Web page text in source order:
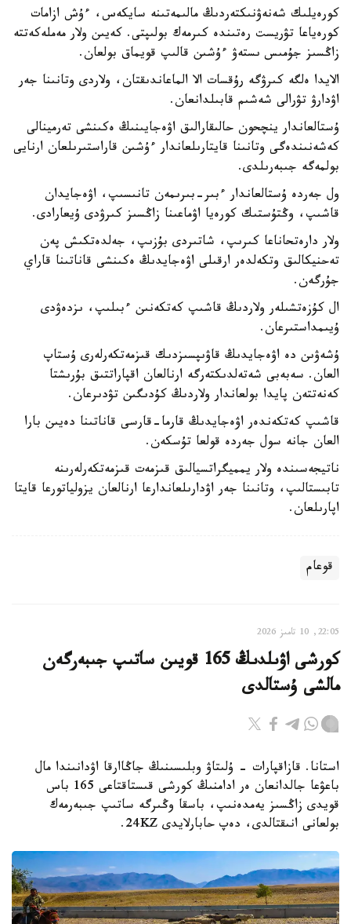
كورەيلىك شەنەۋنىكتەردىڭ مالىمەتىنە سايكەس، ءۇش ازامات
كورەياعا تۋريست رەتىندە كىرمەك بولىپتى. كەيىن ولار مەملەكەتتە
زاڭسىز جۇمىس ىستەۋ ءۇشىن قالىپ قويماق بولعان.
الايدا ەلگە كىرۋگە رۇقسات الا الماعاندىقتان، ولاردى وتانىنا جەر
اۋدارۋ تۋرالى شەشىم قابىلدانعان.
ۇستالعاندار ينچحون حالىقارالىق اۋەجايىنىڭ ەكىنشى تەرمينالى
كەشەنىندەگى وتانىنا قايتارىلعاندار ءۇشىن قاراستىرىلعان ارنايى
بولمەگە جىبەرىلدى.
ول جەردە ۇستالعاندار ءبىر-بىرىمەن تانىسىپ، اۋەجايدان
قاشىپ، وڭتۇستىك كورەيا اۋماعىنا زاڭسىز كىرۋدى ۇيعارادى.
ولار دارەتحاناعا كىرىپ، شاتىردى بۇزىپ، جەلدەتكىش پەن
تەحنيكالىق وتكەلدەر ارقىلى اۋەجايدىڭ ەكىنشى قاناتىنا قاراي
جۇرگەن.
ال كۇزەتشىلەر ولاردىڭ قاشىپ كەتكەنىن ءبىلىپ، ىزدەۋدى
ۇيىمداستىرعان.
ۇشەۋىن دە اۋەجايدىڭ قاۋىپسىزدىك قىزمەتكەرلەرى ۇستاپ
العان. سەبەبى شەتەلدىكتەرگە ارنالعان اقپاراتتىق بۇرىشتا
كەنەتتەن پايدا بولعاندار ولاردىڭ كۇدىگىن تۋدىرعان.
قاشىپ كەتكەندەر اۋەجايدىڭ قارما-قارسى قاناتىنا دەيىن بارا
العان جانە سول جەردە قولعا تۇسكەن.
ناتيجەسىندە ولار يمميگراتسيالىق قىزمەت قىزمەتكەرلەرىنە
تابىستالىپ، وتانىنا جەر اۋدارىلعاندارعا ارنالعان يزولياتورعا قايتا
اپارىلعان.
قوعام
22:05, 10 تامىز 2026
كورشى اۋىلدىڭ 165 قويىن ساتىپ جىبەرگەن
مالشى ۇستالدى
استانا. قازاقپارات - ۇلىتاۋ وبلىسىنىڭ جاڭاارقا اۋدانىندا مال
باعۋعا جالدانعان ەر ادامنىڭ كورشى قىستاقتاعى 165 باس
قويدى زاڭسىز يەمدەنىپ، باسقا وڭىرگە ساتىپ جىبەرمەك
بولعانى انىقتالدى، دەپ حابارلايدى 24KZ.